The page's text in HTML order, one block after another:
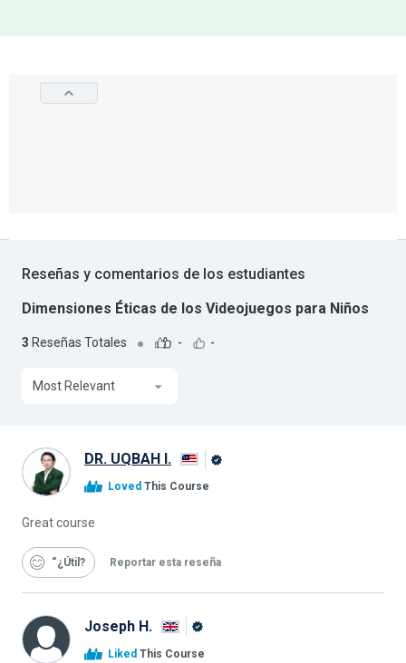
Reseñas y comentarios de los estudiantes
Dimensiones Éticas de los Videojuegos para Niños
3 Reseñas Totales - -
Most Relevant
DR. UQBAH I.
Loved This Course
Great course
“¿Útil Reportar esta reseña
Joseph H.
Liked This Course